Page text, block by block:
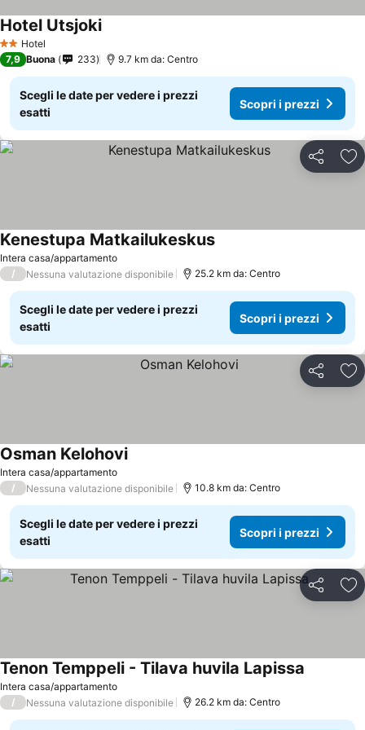
2 StelleHotel
Hotel Utsjoki
7,9 Buona 233 9.7 km da: Centro
Scegli le date per vedere i prezzi
esatti
Scopri i prezzi
Condividi
Intera casa/appartamento
Kenestupa Matkailukeskus
/ Nessuna valutazione disponibile 25.2 km da: Centro
Scegli le date per vedere i prezzi
esatti
Scopri i prezzi
Condividi
Intera casa/appartamento
Osman Kelohovi
/ Nessuna valutazione disponibile 10.8 km da: Centro
Scegli le date per vedere i prezzi
esatti
Scopri i prezzi
Condividi
Intera casa/appartamento
Tenon Temppeli - Tilava huvila Lapissa
/ Nessuna valutazione disponibile 26.2 km da: Centro